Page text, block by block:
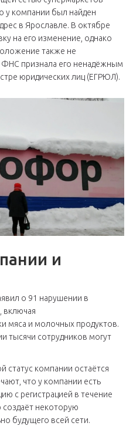
у компании был найден
в Ярославле. В октябре
на его изменение, однако
также не
ФНС признала его ненадёжным
юридических лиц (ЕГРЮЛ).
и
о 91 нарушении в
включая
мяса и молочных продуктов.
тысячи сотрудников могут
статус компании остаётся
что у компании есть
с регистрацией в течение
некоторую
будущего всей сети.